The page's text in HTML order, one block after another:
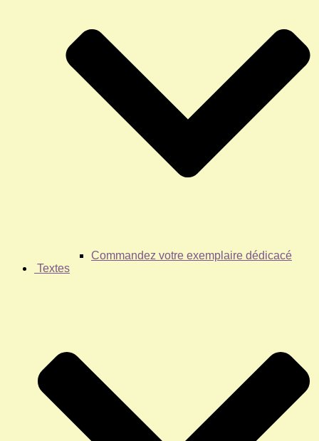
Commandez votre exemplaire dédicacé
Textes